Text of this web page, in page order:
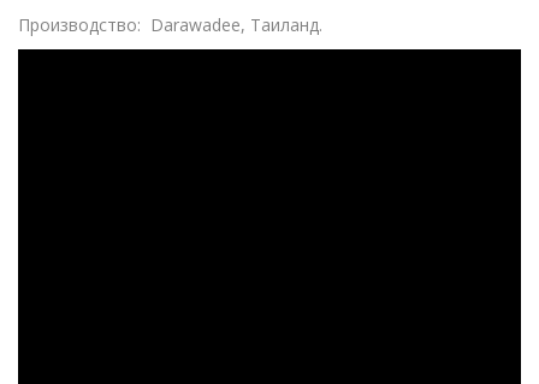
Производство: Darawadee, Таиланд.